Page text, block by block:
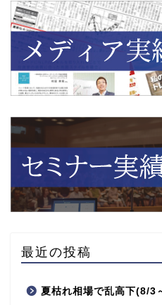
最近の投稿
夏枯れ相場で乱高下(8/3